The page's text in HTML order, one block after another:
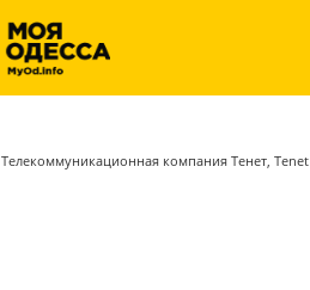
Телекоммуникационная компания Тенет, Tenet